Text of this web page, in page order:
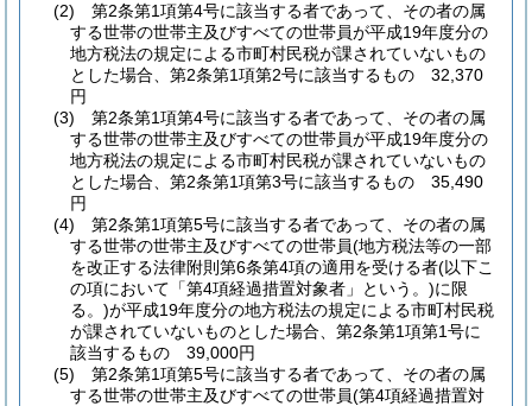
(2)
第2条第1項第4号に該当する者であって、その者の属
する世帯の世帯主及びすべての世帯員が平成19年度分の
地方税法の規定による市町村民税が課されていないもの
とした場合、第2条第1項第2号に該当するもの 32,370
円
(3)
第2条第1項第4号に該当する者であって、その者の属
する世帯の世帯主及びすべての世帯員が平成19年度分の
地方税法の規定による市町村民税が課されていないもの
とした場合、第2条第1項第3号に該当するもの 35,490
円
(4)
第2条第1項第5号に該当する者であって、その者の属
する世帯の世帯主及びすべての世帯員(地方税法等の一部
を改正する法律附則第6条第4項の適用を受ける者(以下こ
の項において「第4項経過措置対象者」という。)に限
る。)が平成19年度分の地方税法の規定による市町村民税
が課されていないものとした場合、第2条第1項第1号に
該当するもの 39,000円
(5)
第2条第1項第5号に該当する者であって、その者の属
する世帯の世帯主及びすべての世帯員(第4項経過措置対